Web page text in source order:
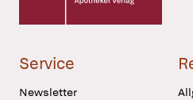
Service
Newsletter